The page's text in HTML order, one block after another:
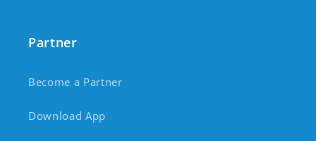
Partner
Become a Partner
Download App